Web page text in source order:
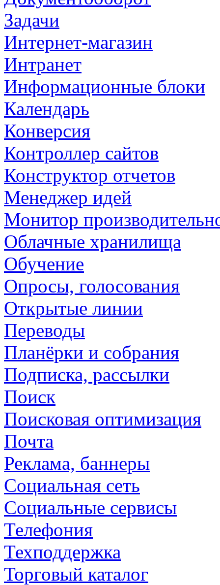
Задачи
Интернет-магазин
Интранет
Информационные блоки
Календарь
Конверсия
Контроллер сайтов
Конструктор отчетов
Менеджер идей
Монитор
Облачные хранилища
Обучение
Опросы, голосования
Открытые линии
Переводы
Планёрки и собрания
Подписка, рассылки
Поиск
Поисковая оптимизация
Почта
Реклама, баннеры
Социальная сеть
Социальные сервисы
Телефония
Техподдержка
Торговый каталог